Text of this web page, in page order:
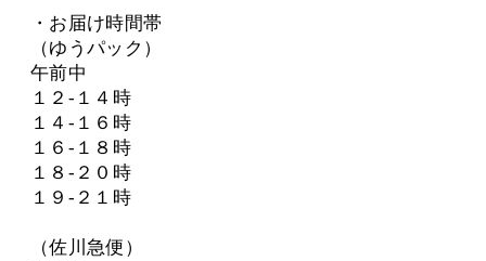
・お届け時間帯
（ゆうパック）
午前中
１２-１４時
１４-１６時
１６-１８時
１８-２０時
１９-２１時
（佐川急便）